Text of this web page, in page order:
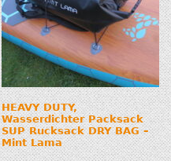
HEAVY DUTY,
Wasserdichter Packsack
SUP Rucksack DRY BAG –
Mint Lama